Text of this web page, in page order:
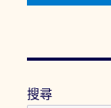
搜尋